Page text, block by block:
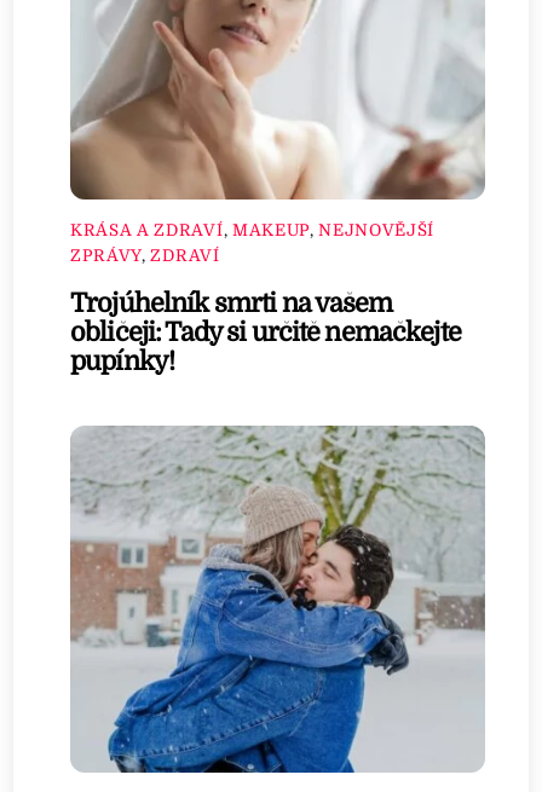
KRÁSA A ZDRAVÍ, MAKEUP,NEJNOVĚJŠÍ
ZPRÁVY,ZDRAVÍ
Trojúhelník smrti na vašem
obličeji: Tady si určitě nemačkejte
pupínky!